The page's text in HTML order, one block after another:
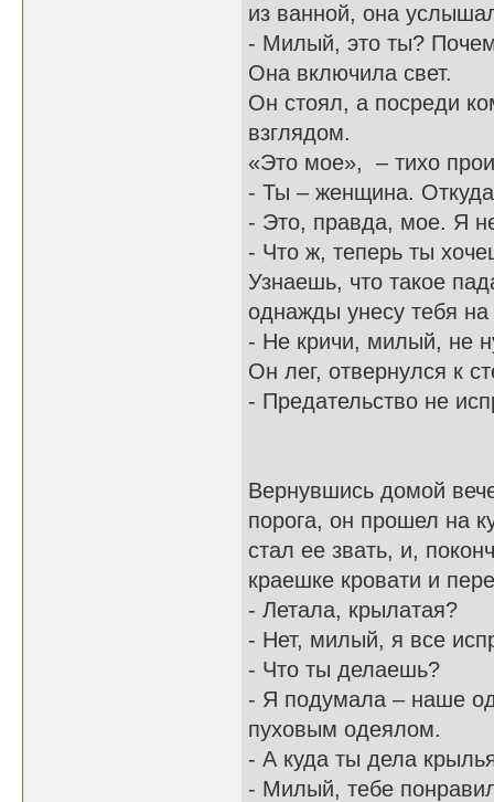
из ванной, она
- Милый, это ты?
Она включила свет.
Он стоял, а посреди
взглядом.
«Это мое», – тихо
- Ты – женщина.
- Это, правда, мое. Я
- Что ж, теперь ты
Узнаешь, что такое
однажды унесу тебя
- Не кричи, милый, не
Он лег, отвернулся к
- Предательство не
Вернувшись домой
порога, он прошел на
стал ее звать, и,
краешке кровати и
- Летала, крылатая?
- Нет, милый, я все
- Что ты делаешь?
- Я подумала – наше
пуховым одеялом.
- А куда ты дела
- Милый, тебе